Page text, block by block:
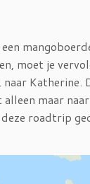
moet je
Katherine.
maar
roadtrip